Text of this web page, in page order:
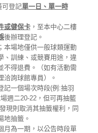
可登記單一日、單一時
或健保卡，至本中心二樓
後辦理登記。
本場地僅供一般球類運動
、訓練、或競賽用途，違
不得退費。（如有活動需
洽詢球館專員）。
記一個場次時段(例:抽羽
週二20-22，但可再抽籃
現則取消其抽籤權利，同
地抽籤。
月為一期，以公告時段單